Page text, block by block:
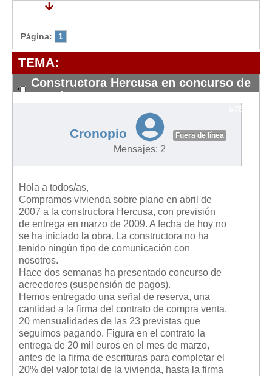
Formularios sobre Vivienda en Propiedad
Modelos de Contratos
Requerimientos y comunicaciones
Formularios sobre Propiedad Horizontal
Modelos de Convocatoria de Junta de Propietarios
Requerimientos y comunicaciones
Legislación sobre la Comunidad de Propietarios
Legislación sobre Adquisición de Vivienda en Propiedad
Legislación de interés práctico
Diccionario
Usuario
Entrar / Salir
Mis boletines
Página: 1
TEMA:
Constructora Hercusa en concurso de
acredores
#7673
Cronopio Fuera de línea
Mensajes: 2
Hola a todos/as,
Compramos vivienda sobre plano en abril de
2007 a la constructora Hercusa, con previsión
de entrega en marzo de 2009. A fecha de hoy no
se ha iniciado la obra. La constructora no ha
tenido ningún tipo de comunicación con
nosotros.
Hace dos semanas ha presentado concurso de
acreedores (suspensión de pagos).
Hemos entregado una señal de reserva, una
cantidad a la firma del contrato de compra venta,
20 mensualidades de las 23 previstas que
seguimos pagando. Figura en el contrato la
entrega de 20 mil euros en el mes de marzo,
antes de la firma de escrituras para completar el
20% del valor total de la vivienda, hasta la firma